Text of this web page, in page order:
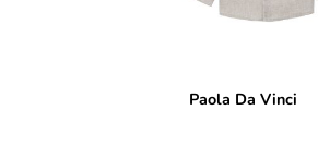
Paola Da Vinci